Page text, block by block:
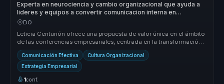
Experta en neurociencia y cambio organizacional que ayuda a
lideres y equipos a convertir comunicacion interna en
cohesion, criterio y ventaja competitiva.
DO
Leticia Centurión ofrece una propuesta de valor única en el ámbito
de las conferencias empresariales, centrada en la transformación
organ...
Comunicación Efectiva Cultura Organizacional
Estrategia Empresarial
1conf.